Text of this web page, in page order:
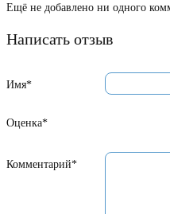
Ещё не добавлено ни одного
Написать отзыв
Имя*
Оценка*
Комментарий*